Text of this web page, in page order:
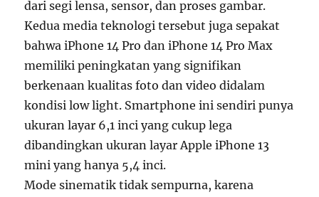
dari segi lensa, sensor, dan proses gambar.
Kedua media teknologi tersebut juga sepakat
bahwa iPhone 14 Pro dan iPhone 14 Pro Max
memiliki peningkatan yang signifikan
berkenaan kualitas foto dan video didalam
kondisi low light. Smartphone ini sendiri punya
ukuran layar 6,1 inci yang cukup lega
dibandingkan ukuran layar Apple iPhone 13
mini yang hanya 5,4 inci.
Mode sinematik tidak sempurna, karena